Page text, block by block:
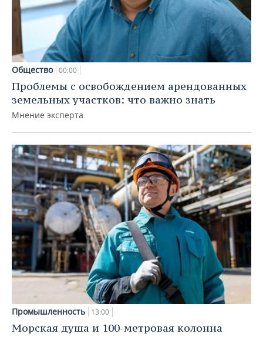
Общество 00:00
Проблемы с освобождением арендованных
земельных участков: что важно знать
Мнение эксперта
Промышленность 13:00
Морская душа и 100-метровая колонна